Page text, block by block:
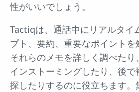
性がいいでしょう。
Tactiqは、通話中にリアルタイ
プト、要約、重要なポイント
それらのメモを詳しく調べたり
インストーミングしたり、後で
探したりするのに役立ちます。